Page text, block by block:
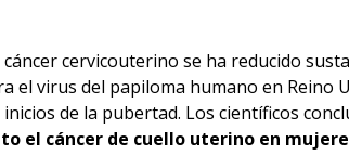
cáncer cervicouterino se ha reducido
el virus del papiloma humano en Reino
de la pubertad. Los científicos
el cáncer de cuello uterino en